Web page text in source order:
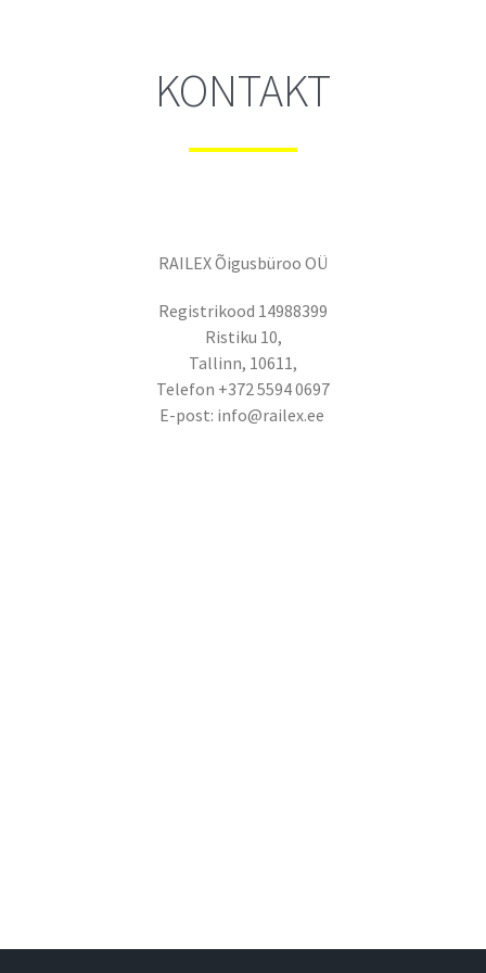
KONTAKT
RAILEX Õigusbüroo OÜ
Registrikood 14988399
Ristiku 10,
Tallinn, 10611,
Telefon +372 5594 0697
E-post: info@railex.ee